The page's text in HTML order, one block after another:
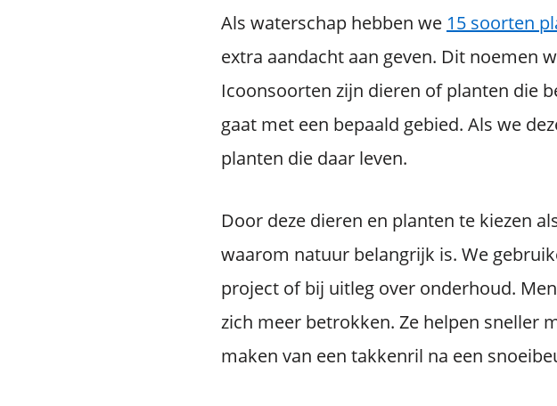
Als waterschap hebben we 15 soorten
extra aandacht aan geven. Dit noemen
Icoonsoorten zijn dieren of planten die
gaat met een bepaald gebied. Als we
planten die daar leven.
Door deze dieren en planten te kiezen
waarom natuur belangrijk is. We
project of bij uitleg over onderhoud.
zich meer betrokken. Ze helpen sneller
maken van een takkenril na een